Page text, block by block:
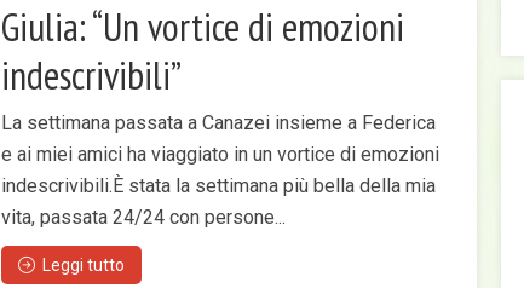
Giulia: “Un vortice di emozioni
indescrivibili”
La settimana passata a Canazei insieme a Federica
e ai miei amici ha viaggiato in un vortice di emozioni
indescrivibili.È stata la settimana più bella della mia
vita, passata 24/24 con persone...
Leggi tutto